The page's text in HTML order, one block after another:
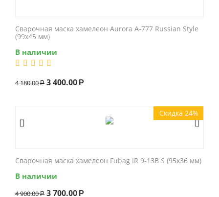
Сварочная маска хамелеон Aurora A-777 Russian Style
(99x45 мм)
В наличии
4 180.00 Р 3 400.00 Р
Скидка 24%
Сварочная маска хамелеон Fubag IR 9-13B S (95x36 мм)
В наличии
4 900.00 Р 3 700.00 Р